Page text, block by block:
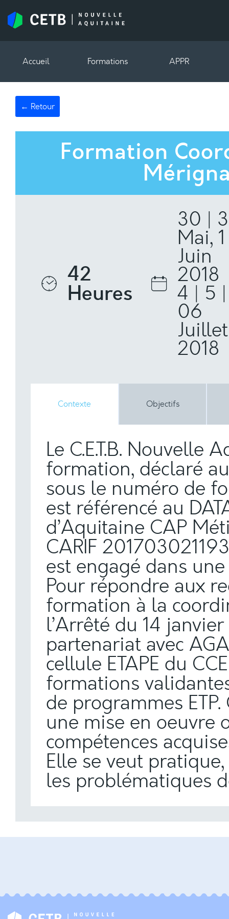
Accueil Formations APPR
← Retour
Formation
42
Heures
30 |
Mai, 1
Juin
2018
4 | 5 |
06
Juillet
2018
Contexte Objectifs
Le C.E.T.B. Nouvelle
formation, déclaré
sous le numéro de
est référencé au
d’Aquitaine CAP
CARIF
est engagé dans
Pour répondre aux
formation à la
l’Arrêté du 14 janvier
partenariat avec
cellule ETAPE du
formations
de programmes
une mise en oeuvre
compétences
Elle se veut
les problématiques